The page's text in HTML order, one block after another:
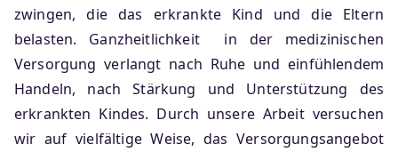
zwingen, die das erkrankte Kind und die Eltern
belasten. Ganzheitlichkeit in der medizinischen
Versorgung verlangt nach Ruhe und einfühlendem
Handeln, nach Stärkung und Unterstützung des
erkrankten Kindes. Durch unsere Arbeit versuchen
wir auf vielfältige Weise, das Versorgungsangebot